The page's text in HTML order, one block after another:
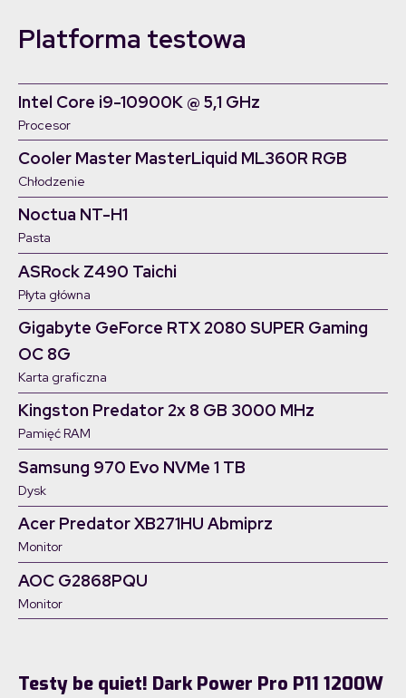
Platforma testowa
Procesor
Intel Core i9-10900K @ 5,1 GHz
Chłodzenie
Cooler Master MasterLiquid ML360R RGB
Pasta
Noctua NT-H1
Płyta główna
ASRock Z490 Taichi
Karta graficzna
Gigabyte GeForce RTX 2080 SUPER Gaming
OC 8G
Pamięć RAM
Kingston Predator 2x 8 GB 3000 MHz
Dysk
Samsung 970 Evo NVMe 1 TB
Monitor
Acer Predator XB271HU Abmiprz
Monitor
AOC G2868PQU
Testy be quiet! Dark Power Pro P11 1200W